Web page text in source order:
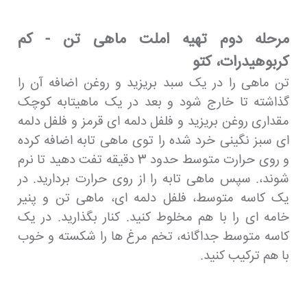
مرحله دوم تهیه املت ماهی تن - کم
کربوهیدرات، کتو
تن ماهی را در یک سبد بریزید و روغن اضافه آن را
گذاشته تا خارج شود و بعد در یک ماهیتابه کوچک
مقداری روغن بریزید و فلفل دلمه ای قرمز و فلفل دلمه
ای سبز نگینی خرد شده را توی ماهی تابه اضافه کرده
و روی حرارت متوسط حدود 3 دقیقه ​​تفت دهید تا نرم
شوند،. سپس ماهی تابه را از روی حرارت بردارید. در
یک کاسه متوسط، فلفل دلمه ای، ماهی تن و پنیر
خامه ای را با هم مخلوط کنید. کنار بگذارید. در یک
کاسه متوسط ​​جداگانه، تخم مرغ ها را شکسته و خوب
با هم ترکیب کنید.